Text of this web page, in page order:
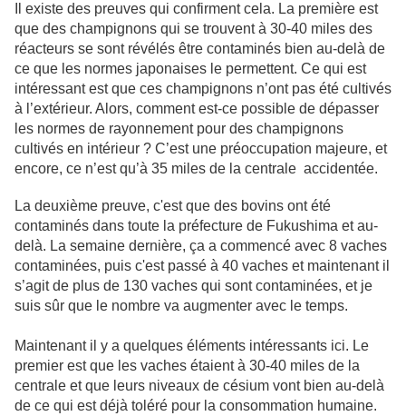
Il existe des preuves qui confirment cela. La première est
que des champignons qui se trouvent à 30-40 miles des
réacteurs se sont révélés être contaminés bien au-delà de
ce que les normes japonaises le permettent. Ce qui est
intéressant est que ces champignons n’ont pas été cultivés
à l’extérieur. Alors, comment est-ce possible de dépasser
les normes de rayonnement pour des champignons
cultivés en intérieur ? C’est une préoccupation majeure, et
encore, ce n’est qu’à 35 miles de la centrale accidentée.
La deuxième preuve, c'est que des bovins ont été
contaminés dans toute la préfecture de Fukushima et au-
delà. La semaine dernière, ça a commencé avec 8 vaches
contaminées, puis c'est passé à 40 vaches et maintenant il
s’agit de plus de 130 vaches qui sont contaminées, et je
suis sûr que le nombre va augmenter avec le temps.
Maintenant il y a quelques éléments intéressants ici. Le
premier est que les vaches étaient à 30-40 miles de la
centrale et que leurs niveaux de césium vont bien au-delà
de ce qui est déjà toléré pour la consommation humaine.